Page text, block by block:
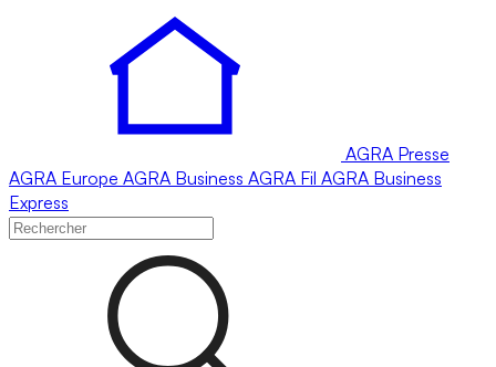
AGRA Presse
AGRA Europe AGRA Business AGRA Fil AGRA Business
Express